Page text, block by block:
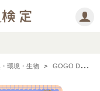
環境・生物 GOGO DOG検定の情報まとめ・口コミ・体験談